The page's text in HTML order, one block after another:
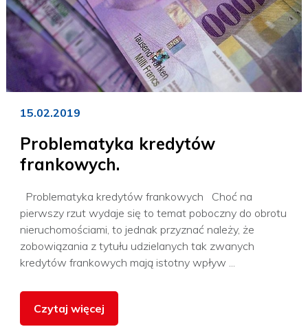
15.02.2019
Problematyka kredytów
frankowych.
Problematyka kredytów frankowych Choć na
pierwszy rzut wydaje się to temat poboczny do obrotu
nieruchomościami, to jednak przyznać należy, że
zobowiązania z tytułu udzielanych tak zwanych
kredytów frankowych mają istotny wpływ ...
Czytaj więcej